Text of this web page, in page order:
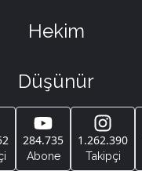
Hekim
Düşünür
284.735
Abone
1.262.390
Takipçi